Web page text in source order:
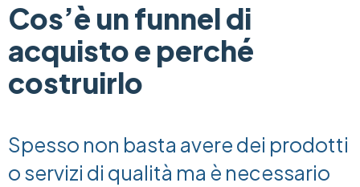
Cos’è un funnel di
acquisto e perché
costruirlo
Spesso non basta avere dei prodotti
o servizi di qualità ma è necessario